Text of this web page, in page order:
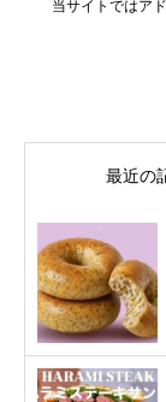
当サイトではア
最近の